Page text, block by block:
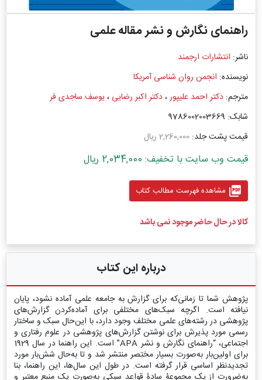
راهنمای نگارش و نشر مقاله علمی
ناشر: انتشارات ارجمند
نویسنده: انجمن روان شناسی آمریکا
مترجم: دکتر احمد علیپور،دکتر اکبر رضایی ،یوسف ساجدی فر
شابک: 9786002003669
قیمت پشت جلد: 2,260,000 ریال
قیمت وب سایت با تخفیف: 2,034,000 ریال
picture_as_pdf مشاهده فهرست مطالب کتاب
کالا در حال حاضر موجود نمی باشد
درباره این کتاب
پژوهش‌ شما تا زمانی‌كه برای گزارش به جامعه علمی آماده نشود، پایان
نیافته است. اگرچه سبک‌های مختلفی برای آماده‌كردن گزارش‌های
پژوهشی در رشته‌های علمی مختلف وجود دارد، با این‌حال سبک و ساختار
رسمی مورد پذیرش برای نوشتن گزارش‌های پژوهشی در علوم رفتاری و
اجتماعی، “راهنمای نگارش و نشر APA” است. این راهنما در سال 1929
برای اولین‌بار به‌صورت بسیار مختصر منتشر شد و تا به‌حال شش‌بار مورد
تجدیدنظر اساسی قرار گرفته است. در طول این سال‌ها، این راهنما، بنا
به‌ضرورت از یک مجموعۀ سادۀ قواعد سبکی به‌صورت یک منبع معتبر و